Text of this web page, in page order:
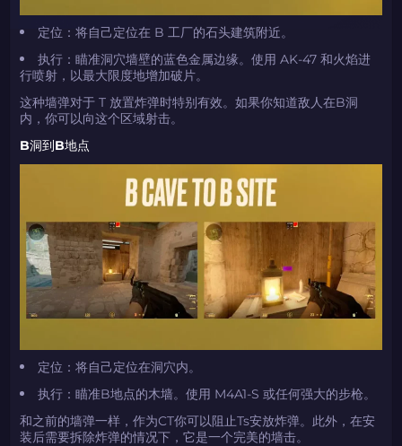
定位：将自己定位在 B 工厂的石头建筑附近。
执行：瞄准洞穴墙壁的蓝色金属边缘。使用 AK-47 和火焰进
行喷射，以最大限度地增加破片。
这种墙弹对于 T 放置炸弹时特别有效。如果你知道敌人在B洞
内，你可以向这个区域射击。
B洞到B地点
定位：将自己定位在洞穴内。
执行：瞄准B地点的木墙。使用 M4A1-S 或任何强大的步枪。
和之前的墙弹一样，作为CT你可以阻止Ts安放炸弹。此外，在安
装后需要拆除炸弹的情况下，它是一个完美的墙击。